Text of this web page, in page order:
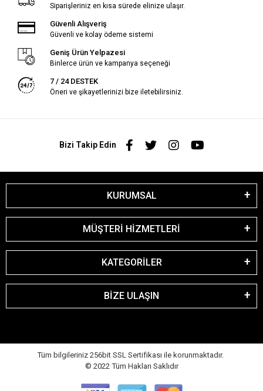
Siparişleriniz en kısa sürede elinize ulaşır.
Güvenli Alışveriş
Güvenli ve kolay ödeme sistemi
Geniş Ürün Yelpazesi
Binlerce ürün ve kampanya seçeneği
7 / 24 DESTEK
Öneri ve şikayetlerinizi bize iletebilirsiniz.
Bizi Takip Edin
KURUMSAL
MÜŞTERİ HİZMETLERİ
KATEGORİLER
BİZE ULAŞIN
Tüm bilgileriniz 256bit SSL Sertifikası ile korunmaktadır.
© 2022 Tüm Hakları Saklıdır